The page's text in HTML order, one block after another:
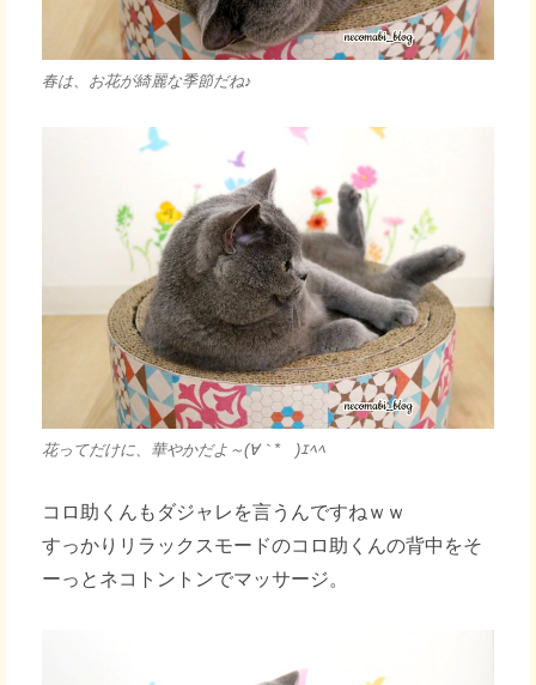
春は、お花が綺麗な季節だね♪
花ってだけに、華やかだよ～(∀｀*ゞ)ｴﾍﾍ
コロ助くんもダジャレを言うんですねｗｗ
すっかりリラックスモードのコロ助くんの背中をそ
ーっとネコトントンでマッサージ。